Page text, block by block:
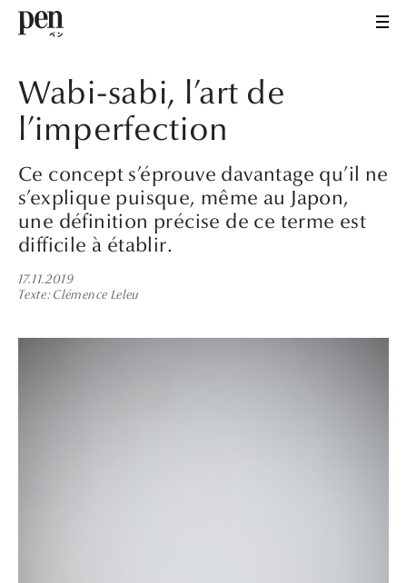
Wabi-sabi, l’art de
l’imperfection
Ce concept s’éprouve davantage qu’il ne
s’explique puisque, même au Japon,
une définition précise de ce terme est
difficile à établir.
17.11.2019
Texte Clémence Leleu